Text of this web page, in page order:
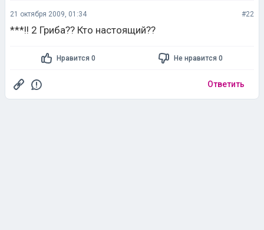
21 октября 2009, 01:34 #22
***!! 2 Гриба?? Кто настоящий??
Нравится 0 Не нравится 0
Ответить